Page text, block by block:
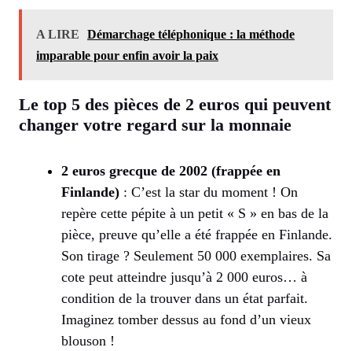
A LIRE
Démarchage téléphonique : la méthode
imparable pour enfin avoir la paix
Le top 5 des pièces de 2 euros qui peuvent
changer votre regard sur la monnaie
2 euros grecque de 2002 (frappée en
Finlande) : C’est la star du moment ! On
repère cette pépite à un petit « S » en bas de la
pièce, preuve qu’elle a été frappée en Finlande.
Son tirage ? Seulement 50 000 exemplaires. Sa
cote peut atteindre jusqu’à 2 000 euros… à
condition de la trouver dans un état parfait.
Imaginez tomber dessus au fond d’un vieux
blouson !